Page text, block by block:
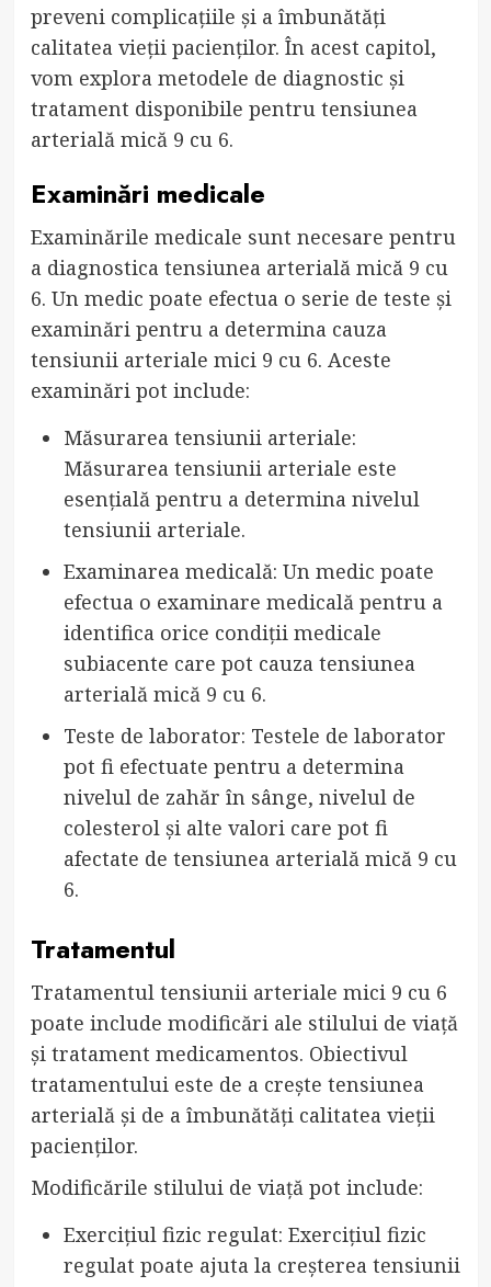
preveni complicațiile și a îmbunătăți
calitatea vieții pacienților. În acest capitol,
vom explora metodele de diagnostic și
tratament disponibile pentru tensiunea
arterială mică 9 cu 6.
Examinări medicale
Examinările medicale sunt necesare pentru
a diagnostica tensiunea arterială mică 9 cu
6. Un medic poate efectua o serie de teste și
examinări pentru a determina cauza
tensiunii arteriale mici 9 cu 6. Aceste
examinări pot include:
Măsurarea tensiunii arteriale:
Măsurarea tensiunii arteriale este
esențială pentru a determina nivelul
tensiunii arteriale.
Examinarea medicală: Un medic poate
efectua o examinare medicală pentru a
identifica orice condiții medicale
subiacente care pot cauza tensiunea
arterială mică 9 cu 6.
Teste de laborator: Testele de laborator
pot fi efectuate pentru a determina
nivelul de zahăr în sânge, nivelul de
colesterol și alte valori care pot fi
afectate de tensiunea arterială mică 9 cu
6.
Tratamentul
Tratamentul tensiunii arteriale mici 9 cu 6
poate include modificări ale stilului de viață
și tratament medicamentos. Obiectivul
tratamentului este de a crește tensiunea
arterială și de a îmbunătăți calitatea vieții
pacienților.
Modificările stilului de viață pot include:
Exercițiul fizic regulat: Exercițiul fizic
regulat poate ajuta la creșterea tensiunii